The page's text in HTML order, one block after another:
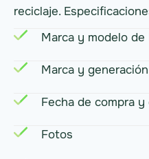
reciclaje.
Marca y modelo de
Marca y
Fecha de compra
Fotos